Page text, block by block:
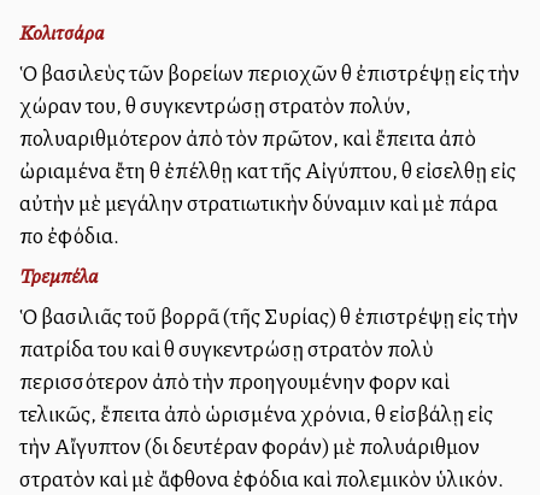
Κολιτσάρα
Ὁ βασιλεὺς τῶν βορείων περιοχῶν θὰ ἐπιστρέψῃ εἰς τὴν
χώραν του, θὰ συγκεντρώσῃ στρατὸν πολύν,
πολυαριθμότερον ἀπὸ τὸν πρῶτον, καὶ ἔπειτα ἀπὸ
ὠριαμένα ἔτη θὰ ἐπέλθῃ κατὰ τῆς Αἰγύπτου, θὰ εἰσελθῃ εἰς
αὐτὴν μὲ μεγάλην στρατιωτικὴν δύναμιν καὶ μὲ πάρα
πολλὰ ἐφόδια.
Τρεμπέλα
Ὁ βασιλιᾶς τοῦ βορρᾶ (τῆς Συρίας) θὰ ἐπιστρέψῃ εἰς τὴν
πατρίδα του καὶ θὰ συγκεντρώσῃ στρατὸν πολὺ
περισσότερον ἀπὸ τὴν προηγουμένην φορὰν καὶ
τελικῶς, ἔπειτα ἀπὸ ὡρισμένα χρόνια, θὰ εἰσβάλῃ εἰς
τὴν Αἴγυπτον (διὰ δευτέραν φοράν) μὲ πολυάριθμον
στρατὸν καὶ μὲ ἄφθονα ἐφόδια καὶ πολεμικὸν ὑλικόν.